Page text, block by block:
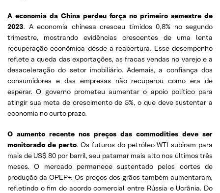
A economia da China perdeu força no primeiro semestre de
2023. A economia chinesa cresceu tímidos 0,8% no segundo
trimestre, mostrando evidências crescentes de uma lenta
recuperação econômica desde a reabertura. Esse desempenho
reflete a queda das exportações, as fracas vendas no varejo e a
desaceleração do setor imobiliário. Ademais, a confiança dos
consumidores e das empresas não recuperou como era de
esperar. O governo prometeu aumentar o apoio político para
atingir sua meta de crescimento de 5%, o que deve sustentar a
economia no curto prazo.
O aumento recente nos preços das commodities deve ser
monitorado de perto. Os futuros do petróleo WTI subiram para
mais de US$ 80 por barril, seu patamar mais alto nos últimos três
meses. O mercado permanece sustentado pelos cortes de
produção da OPEP+. Os preços dos grãos também aumentaram,
refletindo o fim do acordo comercial entre Rússia e Ucrânia. Do